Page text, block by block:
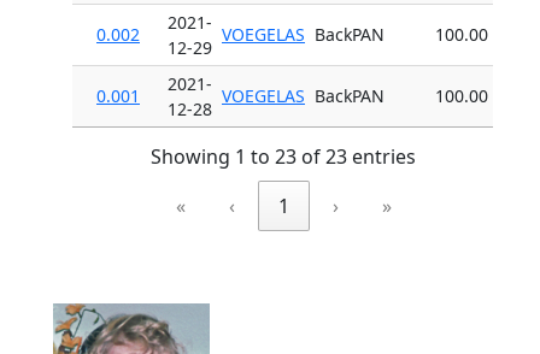
0.002
2021-
12-29
VOEGELAS BackPAN 100.00
0.001
2021-
12-28
VOEGELAS BackPAN 100.00
Showing 1 to 23 of 23 entries
«
‹ 1 › »